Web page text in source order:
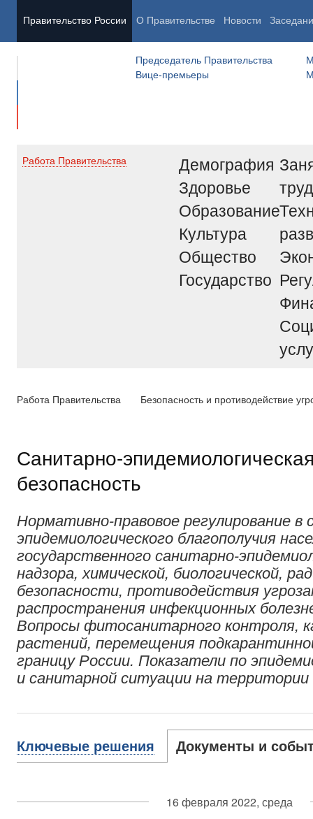
Правительство России О Правительстве Новости
Председатель Правительства
Вице-премьеры
Работа Правительства
Демография
Здоровье
Образование
Культура
Общество
Государство
труд
Работа Правительства Безопасность и противодействие
Санитарно-
безопасность
Нормативно-правовое регулирование в
эпидемиологического благополучия
государственного санитарно-
надзора, химической, биологической,
безопасности, противодействия
распространения инфекционных
Вопросы фитосанитарного контроля,
растений, перемещения
границу России. Показатели по
и санитарной ситуации на территории
Ключевые решения Документы и
16 февраля 2022, среда